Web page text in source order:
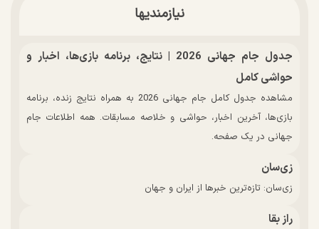
نیازمندیها
جدول جام جهانی 2026 | نتایج، برنامه بازی‌ها، اخبار و
حواشی کامل
مشاهده جدول کامل جام جهانی 2026 به همراه نتایج زنده، برنامه
بازی‌ها، آخرین اخبار، حواشی و خلاصه مسابقات. همه اطلاعات جام
جهانی در یک صفحه.
زی‌سان
زی‌سان: تازه‌ترین خبرها از ایران و جهان
راز بقا